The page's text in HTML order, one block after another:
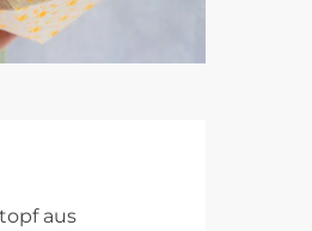
aus